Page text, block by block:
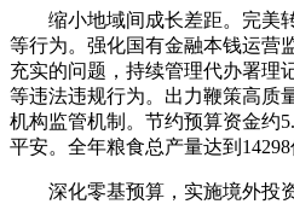
缩小地域间成长差距。完美
等行为。强化国有金融本钱运营
充实的问题，持续管理代办署理
等违法违规行为。出力鞭策高质
机构监管机制。节约预算资金约
平安。全年粮食总产量达到14298
深化零基预算，实施境外投